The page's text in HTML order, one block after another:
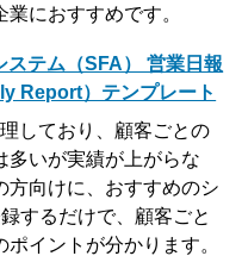
におすすめです。
ステム（SFA） 営業日報
Report）テンプレート
しており、顧客ごとの
多いが実績が上がらな
方向けに、おすすめのシ
するだけで、顧客ごと
イントが分かります。